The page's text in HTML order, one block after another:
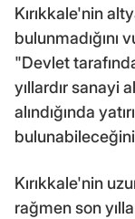
Kırıkkale'nin
bulunmadığını
"Devlet
yıllardır sanayi
alındığında
Kırıkkale'nin
rağmen son